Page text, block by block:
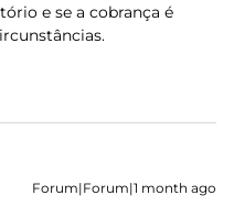
e se a cobrança é
Forum|Forum|1 month ago